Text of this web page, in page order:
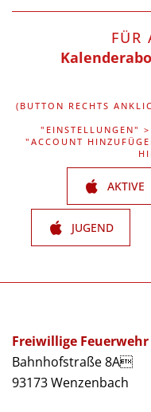
FÜR
(BUTTON RECHTS
"EINSTELLUNGEN"
"ACCOUNT
AKTIVE
JUGEND
Freiwillige
Bahnhofstraße 8A
93173 Wenzenbach